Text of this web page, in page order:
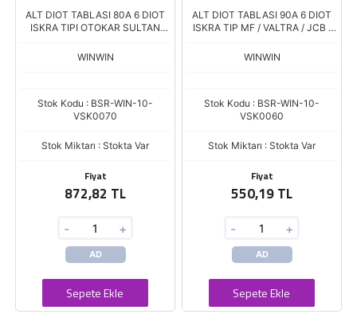
ALT DIOT TABLASI 80A 6 DIOT
ISKRA TIPI OTOKAR SULTAN
WINWIN
Stok Kodu : BSR-WIN-10-
VSK0070
Stok Miktarı : Stokta Var
Fiyat
872,82 TL
- +
AD
Sepete Ekle
ALT DIOT TABLASI 90A 6 DIOT
ISKRA TIP MF / VALTRA / JCB /
WINWIN
Stok Kodu : BSR-WIN-10-
VSK0060
Stok Miktarı : Stokta Var
Fiyat
550,19 TL
- +
AD
Sepete Ekle